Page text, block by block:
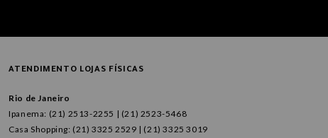
ATENDIMENTO LOJAS FÍSICAS
Rio de Janeiro
Ipanema: (21) 2513-2255 | (21) 2523-5468
Casa Shopping: (21) 3325 2529 | (21) 3325 3019